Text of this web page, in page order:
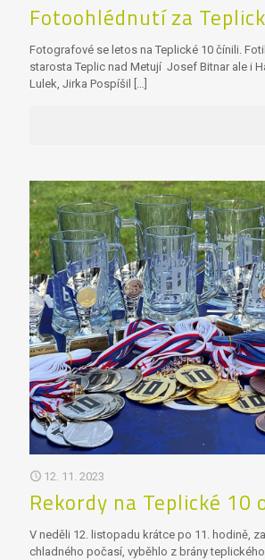
Fotoohlédnutí za
Fotografové se letos na Teplické 10 čínili.
starosta Teplic nad Metují Josef Bitnar ale i
Lulek, Jirka Pospíšil
12. 11. 2023
Rekordy na Teplické 10
V neděli 12. listopadu krátce po 11. hodině,
chladného počasí, vyběhlo z brány